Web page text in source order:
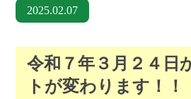
2025.02.07
令和７年３月２４日
トが変わります！！